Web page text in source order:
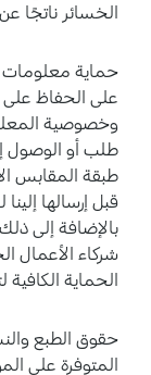
الخسائر ناتجًا عن
حماية معلومات
على الحفاظ على
وخصوصية
طلب أو الوصول
قبل إرسالها
بالإضافة إلى
شركاء الأعمال
الحماية الكافية
حقوق الطبع
المتوفرة على